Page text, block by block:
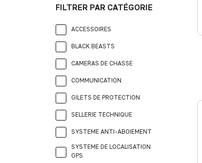
FILTRER PAR CATÉGORIE
ACCESSOIRES
BLACK BEASTS
CAMERAS DE CHASSE
COMMUNICATION
GILETS DE PROTECTION
SELLERIE TECHNIQUE
SYSTEME ANTI-ABOIEMENT
SYSTEME DE LOCALISATION
GPS